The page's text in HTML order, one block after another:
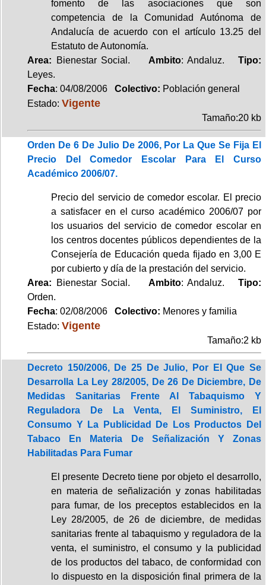
fomento de las asociaciones que son
competencia de la Comunidad Autónoma de
Andalucía de acuerdo con el artículo 13.25 del
Estatuto de Autonomía.
Area: Bienestar Social. Ambito: Andaluz.Tipo:
Leyes.
Fecha: 04/08/2006 Colectivo: Población general
Estado: Vigente
Tamaño:20 kb
Orden De 6 De Julio De 2006, Por La Que Se Fija El
Precio Del Comedor Escolar Para El Curso
Académico 2006/07.
Precio del servicio de comedor escolar. El precio
a satisfacer en el curso académico 2006/07 por
los usuarios del servicio de comedor escolar en
los centros docentes públicos dependientes de la
Consejería de Educación queda fijado en 3,00 E
por cubierto y día de la prestación del servicio.
Area: Bienestar Social. Ambito: Andaluz.Tipo:
Orden.
Fecha: 02/08/2006 Colectivo: Menores y familia
Estado: Vigente
Tamaño:2 kb
Decreto 150/2006, De 25 De Julio, Por El Que Se
Desarrolla La Ley 28/2005, De 26 De Diciembre, De
Medidas Sanitarias Frente Al Tabaquismo Y
Reguladora De La Venta, El Suministro, El
Consumo Y La Publicidad De Los Productos Del
Tabaco En Materia De Señalización Y Zonas
Habilitadas Para Fumar
El presente Decreto tiene por objeto el desarrollo,
en materia de señalización y zonas habilitadas
para fumar, de los preceptos establecidos en la
Ley 28/2005, de 26 de diciembre, de medidas
sanitarias frente al tabaquismo y reguladora de la
venta, el suministro, el consumo y la publicidad
de los productos del tabaco, de conformidad con
lo dispuesto en la disposición final primera de la